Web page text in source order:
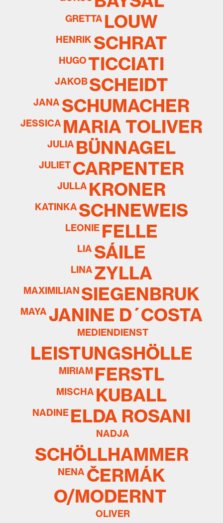
GRETTALOUW
HENRIKSCHRAT
HUGOTICCIATI
JAKOBSCHEIDT
JANASCHUMACHER
JESSICAMARIA TOLIVER
JULIABÜNNAGEL
JULIETCARPENTER
JULLAKRONER
KATINKASCHNEWEIS
LEONIEFELLE
LIASÁILE
LINAZYLLA
MAXIMILIANSIEGENBRUK
MAYAJANINE D´COSTA
MEDIENDIENST
LEISTUNGSHÖLLE
MIRIAMFERSTL
MISCHAKUBALL
NADINEELDA ROSANI
NADJA
SCHÖLLHAMMER
NENAČERMÁK
O/MODERNT
OLIVER